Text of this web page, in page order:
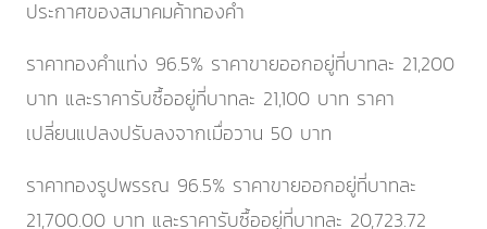
ประกาศของสมาคมค้าทองคำ
ราคาทองคำแท่ง 96.5% ราคาขายออกอยู่ที่บาทละ 21,200
บาท และราคารับซื้ออยู่ที่บาทละ 21,100 บาท ราคา
เปลี่ยนแปลงปรับลงจากเมื่อวาน 50 บาท
ราคาทองรูปพรรณ 96.5% ราคาขายออกอยู่ที่บาทละ
21,700.00 บาท และราคารับซื้ออยู่ที่บาทละ 20,723.72